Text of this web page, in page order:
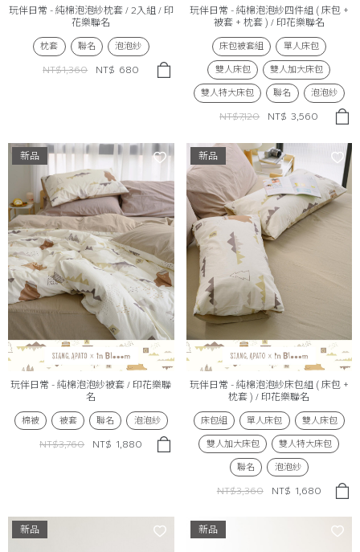
玩伴日常 - 純棉泡泡紗枕套 / 2入組 / 印
花樂聯名
枕套 聯名 泡泡紗
NT$1,360 NT$ 680
玩伴日常 - 純棉泡泡紗四件組 ( 床包 +
被套 + 枕套 ) / 印花樂聯名
床包被套組 單人床包
雙人床包 雙人加大床包
雙人特大床包 聯名 泡泡紗
NT$7,120 NT$ 3,560
新品
玩伴日常 - 純棉泡泡紗被套 / 印花樂聯
名
棉被 被套 聯名 泡泡紗
NT$3,760 NT$ 1,880
新品
玩伴日常 - 純棉泡泡紗床包組 ( 床包 +
枕套 ) / 印花樂聯名
床包組 單人床包 雙人床包
雙人加大床包 雙人特大床包
聯名 泡泡紗
NT$3,360 NT$ 1,680
新品 新品